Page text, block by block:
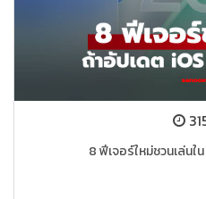
8 ฟีเจอร์ใหม่ชวนเล่นใ